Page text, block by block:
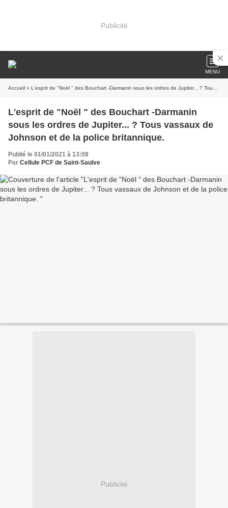
Publicité
MENU
Accueil » L'esprit de "Noël " des Bouchart -Darmanin sous les ordres de Jupiter... ? Tous vassaux de Johnson et de la police britannique.
L'esprit de "Noël " des Bouchart -Darmanin
sous les ordres de Jupiter... ? Tous vassaux de
Johnson et de la police britannique.
Publié le 01/01/2021 à 13:08
Par Cellule PCF de Saint-Saulve
Publicité